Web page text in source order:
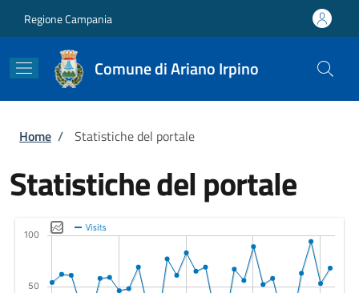
Regione Campania
Comune di Ariano Irpino
Briciole di pane
Home / Statistiche del portale
Statistiche del portale